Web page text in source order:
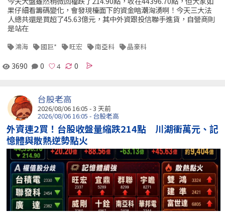
果仔細看籌碼變化，會發現檯面下的資金暗潮洶湧啊！今天三大法
人總共還是買超了45.63億元，其中外資跟投信聯手進貨，自營商則
是站在
鴻海 國巨* 旺宏 南亞科 晶豪科
3690 0 0
台股老高
2026/08/06 16:05 - 3 天前
2026/08/06 16:05 - 台股老高
外資連2買！台股收盤量縮跌214點 川湖衝萬元、記
憶體與散熱逆勢點火